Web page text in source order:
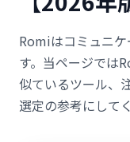
Romiはコミュニ
す。当ページでは
似ているツール、
選定の参考にして